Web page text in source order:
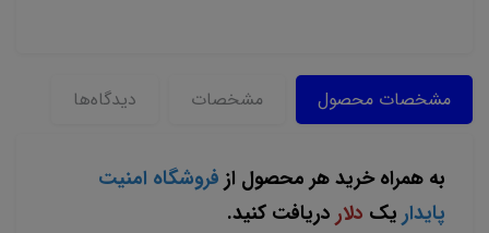
مشخصات محصول مشخصات دیدگاه‌ها
به همراه خرید هر محصول از فروشگاه امنیت
پایدار یک دلار دریافت کنید.